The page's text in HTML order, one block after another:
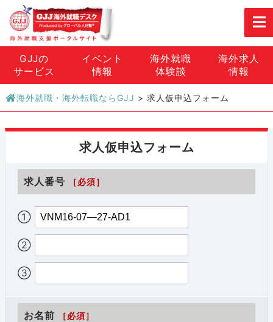
GJJの
サービス
イベント
情報
海外就職
体験談
海外求人
情報
海外就職・海外転職ならGJJ > 求人仮申込フォーム
求人仮申込フォーム
求人番号 ［必須］
①
②
③
お名前 ［必須］